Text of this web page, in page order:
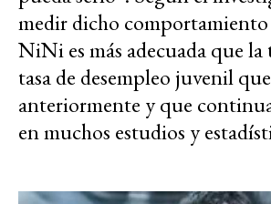
medir dicho comportamiento
NiNi es más adecuada que
tasa de desempleo juvenil
anteriormente y que
en muchos estudios y